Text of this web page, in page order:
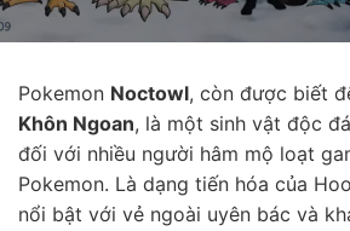
Pokemon Noctowl, còn được biết
Khôn Ngoan, là một sinh vật độc
đối với nhiều người hâm mộ loạt
Pokemon. Là dạng tiến hóa của
nổi bật với vẻ ngoài uyên bác và